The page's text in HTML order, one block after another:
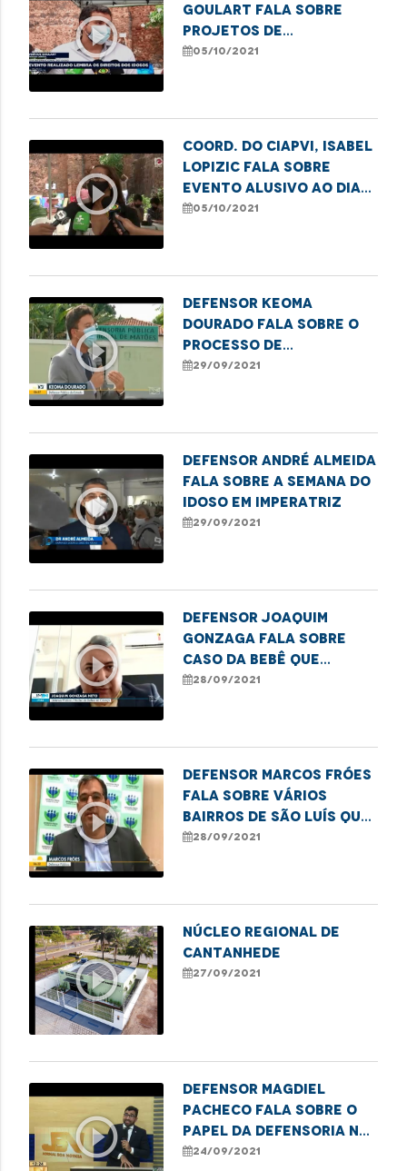
play_circle_outline
Goulart fala sobre
projetos de
valorização e inclusão
05/10/2021
play_circle_outline
Coord. do CIAPVI, Isabel
Lopizic fala sobre
evento alusivo ao Dia
Mundial do Idoso
05/10/2021
play_circle_outline
Defensor Keoma
Dourado fala sobre o
processo de
titularidade das
29/09/2021
play_circle_outline
Defensor André Almeida
fala sobre a Semana do
Idoso em Imperatriz
29/09/2021
play_circle_outline
Defensor Joaquim
Gonzaga fala sobre
caso da bebê que
aguarda uma cirurgia e
28/09/2021
play_circle_outline
Defensor Marcos Fróes
fala sobre vários
bairros de São Luís que
sofrem com a falta
28/09/2021
play_circle_outline
NÚCLEO REGIONAL DE
CANTANHEDE
27/09/2021
play_circle_outline
Defensor Magdiel
Pacheco fala sobre o
papel da Defensoria na
sociedade
24/09/2021